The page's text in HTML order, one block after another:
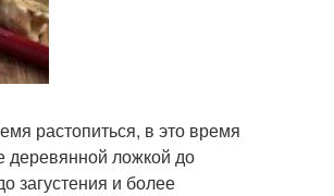
растопиться, в это время
деревянной ложкой до
загустения и более